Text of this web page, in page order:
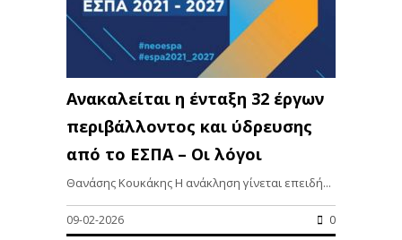
Ανακαλείται η ένταξη 32 έργων
περιβάλλοντος και ύδρευσης
από το ΕΣΠΑ – Οι λόγοι
Θανάσης Κουκάκης Η ανάκληση γίνεται επειδή...
09-02-2026 0